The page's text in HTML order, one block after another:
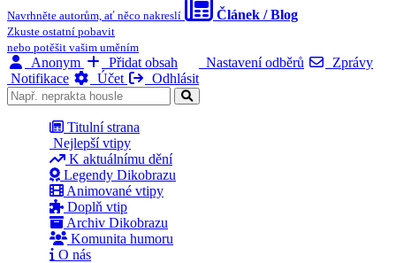
Navrhněte autorům, ať něco nakreslí Článek / Blog
Zkuste ostatní pobavit
nebo potěšit vašim uměním
Anonym Přidat obsah Nastavení odběrů
Zprávy
Notifikace
Účet Odhlásit
Titulní strana
Nejlepší vtipy
K aktuálnímu dění
Legendy Dikobrazu
Animované vtipy
Doplň vtip
Archiv Dikobrazu
Komunita humoru
O nás